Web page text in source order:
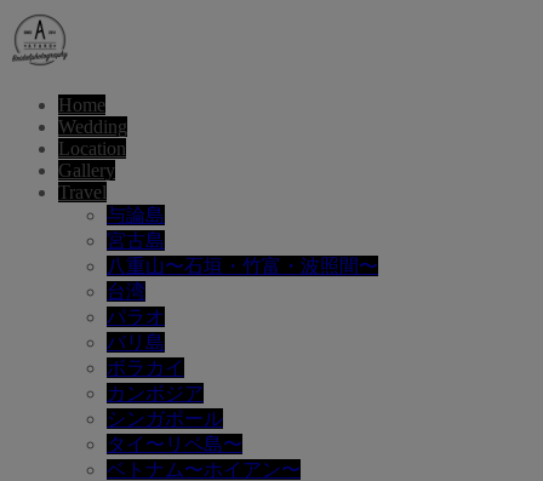
Home
Wedding
Location
Gallery
Travel
与論島
宮古島
八重山〜石垣・竹富・波照間〜
台湾
パラオ
バリ島
ボラカイ
カンボジア
シンガポール
タイ〜リペ島〜
ベトナム〜ホイアン〜